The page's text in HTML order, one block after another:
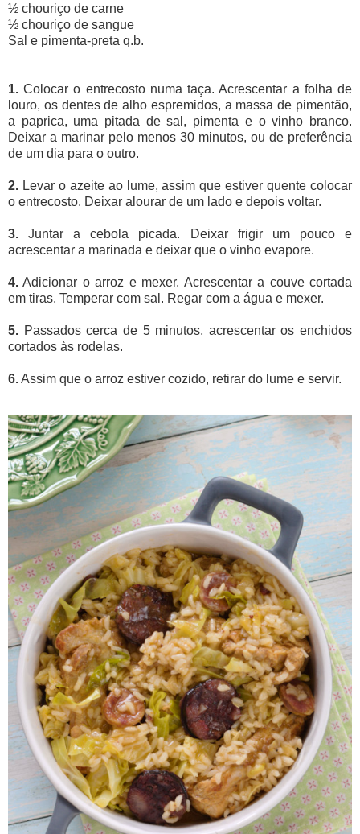
½ chouriço de carne
½ chouriço de sangue
Sal e pimenta-preta q.b.
1. Colocar o entrecosto numa taça. Acrescentar a folha de
louro, os dentes de alho espremidos, a massa de pimentão,
a paprica, uma pitada de sal, pimenta e o vinho branco.
Deixar a marinar pelo menos 30 minutos, ou de preferência
de um dia para o outro.
2. Levar o azeite ao lume, assim que estiver quente colocar
o entrecosto. Deixar alourar de um lado e depois voltar.
3. Juntar a cebola picada. Deixar frigir um pouco e
acrescentar a marinada e deixar que o vinho evapore.
4. Adicionar o arroz e mexer. Acrescentar a couve cortada
em tiras. Temperar com sal. Regar com a água e mexer.
5. Passados cerca de 5 minutos, acrescentar os enchidos
cortados às rodelas.
6.Assim que o arroz estiver cozido, retirar do lume e servir.